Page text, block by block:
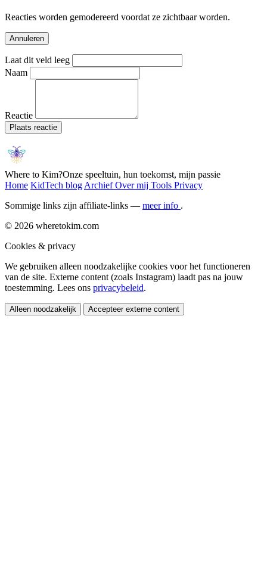
Reacties worden gemodereerd voordat ze zichtbaar worden.
Annuleren
Laat dit veld leeg
Naam
Reactie
Plaats reactie
Where to Kim?Onze speeltuin, hun toekomst, mijn passie
Home KidTech blog ArchiefOver mij Tools Privacy
Sommige links zijn affiliate-links — meer info .
© 2026 wheretokim.com
Cookies & privacy
We gebruiken alleen noodzakelijke cookies voor het functioneren
van de site. Externe content (zoals Instagram) laadt pas na jouw
toestemming. Lees ons privacybeleid.
Alleen noodzakelijk Accepteer externe content